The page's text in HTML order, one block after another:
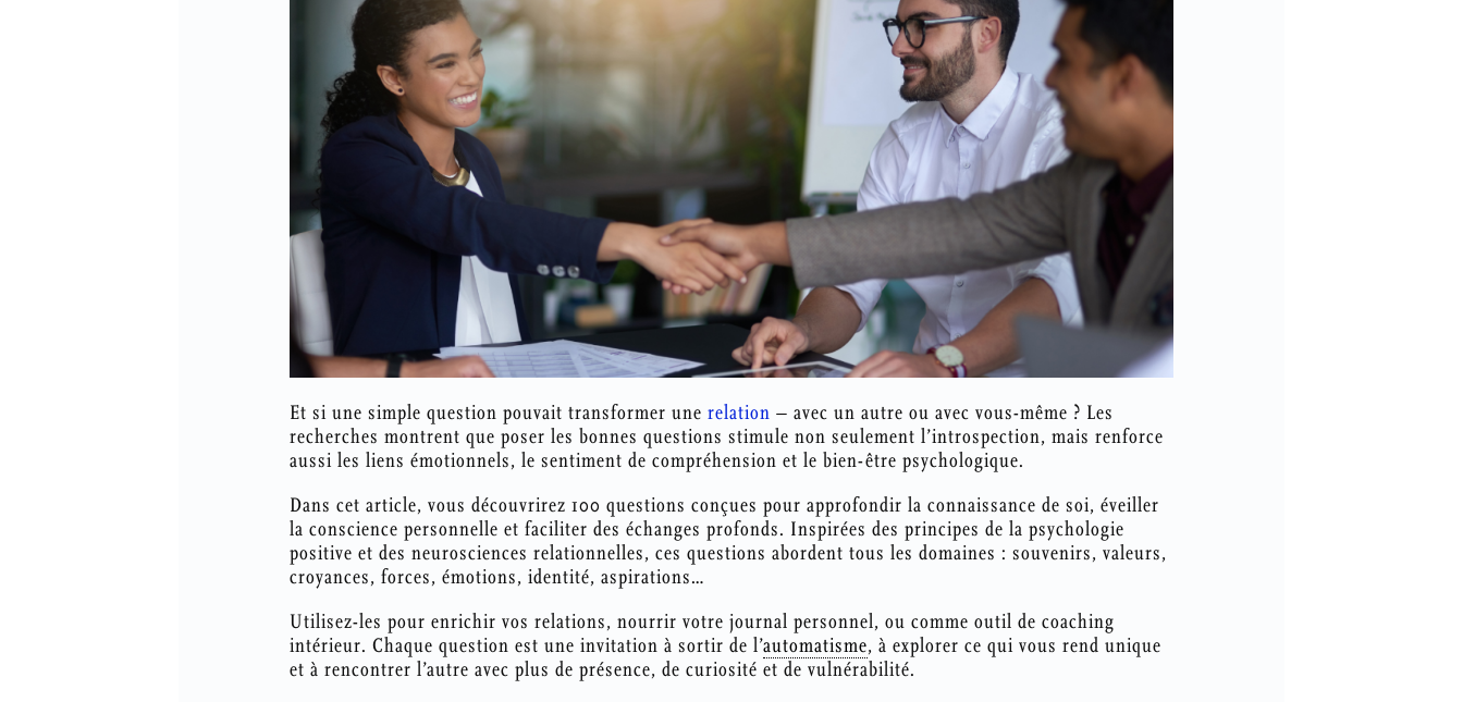
Et si une simple question pouvait transformer une relation – avec un autre ou avec vous-même ? Les
recherches montrent que poser les bonnes questions stimule non seulement l’introspection, mais renforce
aussi les liens émotionnels, le sentiment de compréhension et le bien-être psychologique.
Dans cet article, vous découvrirez 100 questions conçues pour approfondir la connaissance de soi, éveiller
la conscience personnelle et faciliter des échanges profonds. Inspirées des principes de la psychologie
positive et des neurosciences relationnelles, ces questions abordent tous les domaines : souvenirs, valeurs,
croyances, forces, émotions, identité, aspirations…
Utilisez-les pour enrichir vos relations, nourrir votre journal personnel, ou comme outil de coaching
intérieur. Chaque question est une invitation à sortir de l’automatisme, à explorer ce qui vous rend unique
et à rencontrer l’autre avec plus de présence, de curiosité et de vulnérabilité.